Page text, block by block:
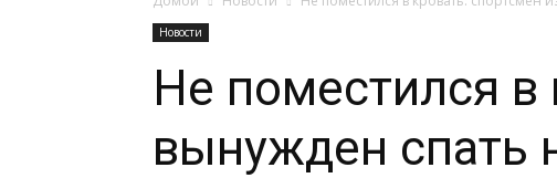
Новости
Не поместился в
вынужден спать